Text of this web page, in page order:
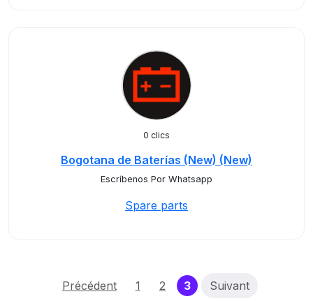
0 clics
Bogotana de Baterías (New) (New)
Escríbenos Por Whatsapp
Spare parts
Précédent 1 2 3(current)
Suivant